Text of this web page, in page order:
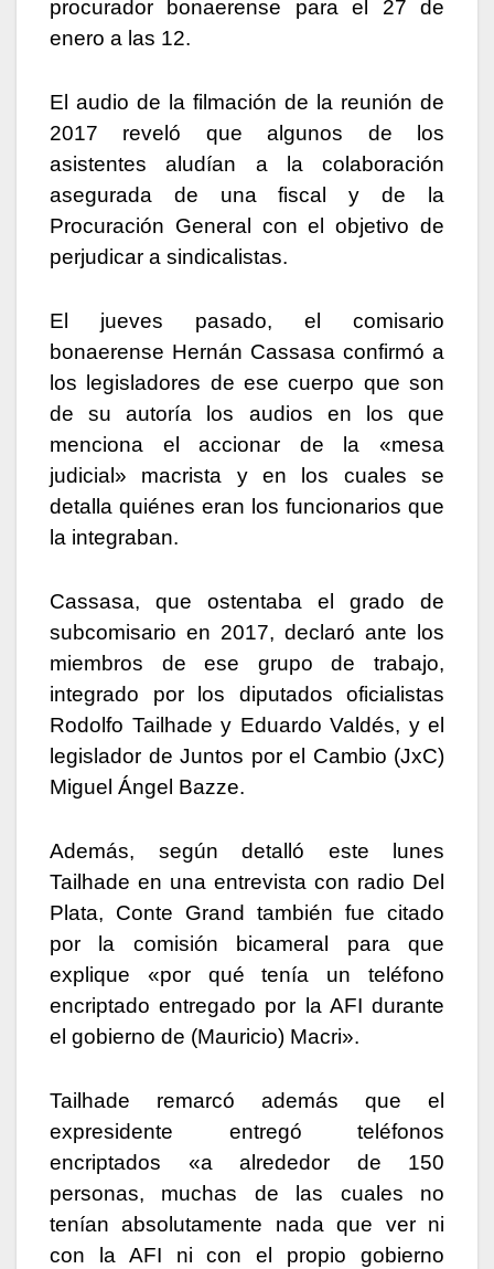
procurador bonaerense para el 27 de
enero a las 12.
El audio de la filmación de la reunión de
2017 reveló que algunos de los
asistentes aludían a la colaboración
asegurada de una fiscal y de la
Procuración General con el objetivo de
perjudicar a sindicalistas.
El jueves pasado, el comisario
bonaerense Hernán Cassasa confirmó a
los legisladores de ese cuerpo que son
de su autoría los audios en los que
menciona el accionar de la «mesa
judicial» macrista y en los cuales se
detalla quiénes eran los funcionarios que
la integraban.
Cassasa, que ostentaba el grado de
subcomisario en 2017, declaró ante los
miembros de ese grupo de trabajo,
integrado por los diputados oficialistas
Rodolfo Tailhade y Eduardo Valdés, y el
legislador de Juntos por el Cambio (JxC)
Miguel Ángel Bazze.
Además, según detalló este lunes
Tailhade en una entrevista con radio Del
Plata, Conte Grand también fue citado
por la comisión bicameral para que
explique «por qué tenía un teléfono
encriptado entregado por la AFI durante
el gobierno de (Mauricio) Macri».
Tailhade remarcó además que el
expresidente entregó teléfonos
encriptados «a alrededor de 150
personas, muchas de las cuales no
tenían absolutamente nada que ver ni
con la AFI ni con el propio gobierno